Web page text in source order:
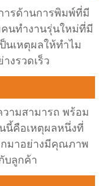
ารด้านการพิมพ์ที่มี
นทำงานรุ่นใหม่ที่มี
นเหตุผลให้ทำไม
งรวดเร็ว
ามสามารถ พร้อม
นี้คือเหตุผลหนึ่งที่
มาอย่างมีคุณภาพ
บลูกค้า